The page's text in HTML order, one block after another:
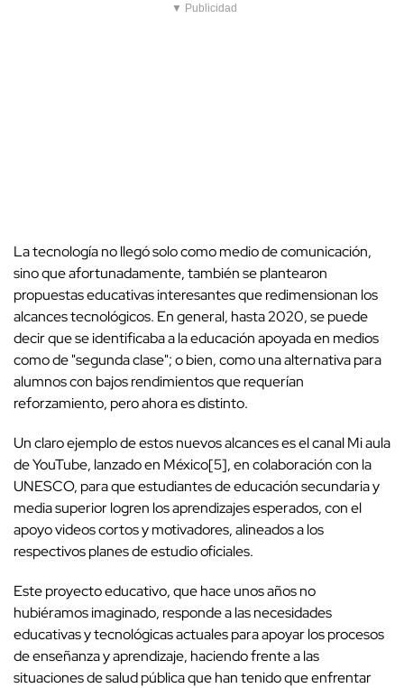
▼ Publicidad
La tecnología no llegó solo como medio de comunicación,
sino que afortunadamente, también se plantearon
propuestas educativas interesantes que redimensionan los
alcances tecnológicos. En general, hasta 2020, se puede
decir que se identificaba a la educación apoyada en medios
como de "segunda clase"; o bien, como una alternativa para
alumnos con bajos rendimientos que requerían
reforzamiento, pero ahora es distinto.
Un claro ejemplo de estos nuevos alcances es el canal Mi aula
de YouTube, lanzado en México[5], en colaboración con la
UNESCO, para que estudiantes de educación secundaria y
media superior logren los aprendizajes esperados, con el
apoyo videos cortos y motivadores, alineados a los
respectivos planes de estudio oficiales.
Este proyecto educativo, que hace unos años no
hubiéramos imaginado, responde a las necesidades
educativas y tecnológicas actuales para apoyar los procesos
de enseñanza y aprendizaje, haciendo frente a las
situaciones de salud pública que han tenido que enfrentar